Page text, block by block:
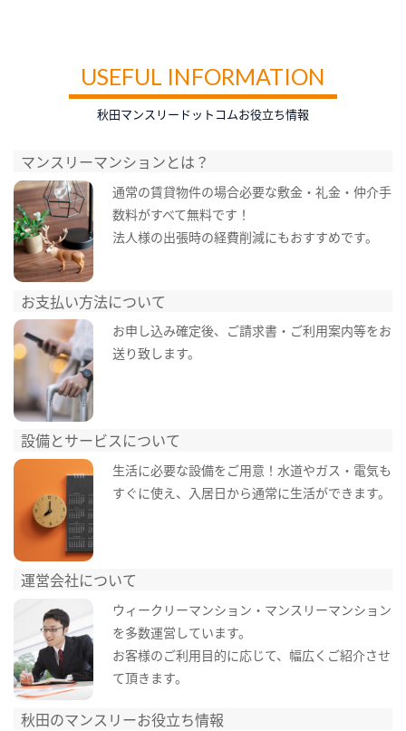
USEFUL INFORMATION
秋田マンスリードットコムお役立ち情報
マンスリーマンションとは？
通常の賃貸物件の場合必要な敷金・礼金・仲介手
数料がすべて無料です！
法人様の出張時の経費削減にもおすすめです。
お支払い方法について
お申し込み確定後、ご請求書・ご利用案内等をお
送り致します。
設備とサービスについて
生活に必要な設備をご用意！水道やガス・電気も
すぐに使え、入居日から通常に生活ができます。
運営会社について
ウィークリーマンション・マンスリーマンション
を多数運営しています。
お客様のご利用目的に応じて、幅広くご紹介させ
て頂きます。
秋田のマンスリーお役立ち情報